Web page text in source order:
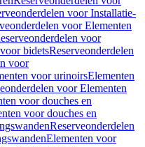
voor Installatie-
voor Elementen
voor
bidetsReserveonderdelen
voor
voor urinoirsElementen
voor Elementen
voor douches en
voor douches en
Reserveonderdelen
Elementen voor